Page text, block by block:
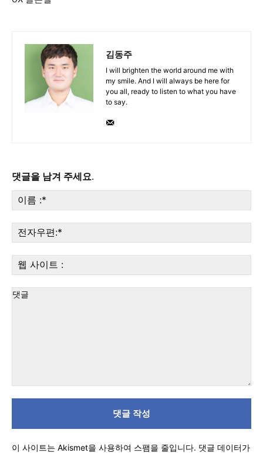
김동주
I will brighten the world around me with
my smile. And I will always be here for
you all, ready to listen to what you have
to say.
댓글을 남겨 주세요.
름
:*
자
우
사
이
이 사이트는 Akismet을 사용하여 스팸을 줄입니다. 댓글 데이터가